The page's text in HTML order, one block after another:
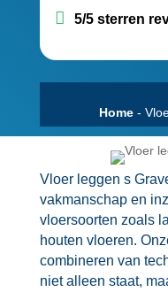
5/5 sterren
Home -
Vloer leggen s
vakmanschap en
vloersoorten zoals
houten vloeren.​
combineren van
niet alleen staat,